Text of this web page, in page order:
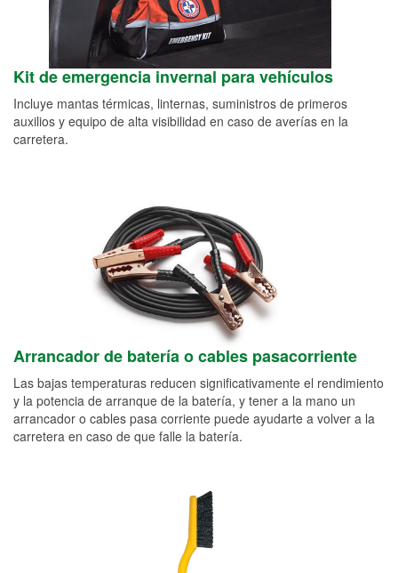
Kit de emergencia invernal para vehículos
Incluye mantas térmicas, linternas, suministros de primeros
auxilios y equipo de alta visibilidad en caso de averías en la
carretera.
Arrancador de batería o cables pasacorriente
Las bajas temperaturas reducen significativamente el rendimiento
y la potencia de arranque de la batería, y tener a la mano un
arrancador o cables pasa corriente puede ayudarte a volver a la
carretera en caso de que falle la batería.